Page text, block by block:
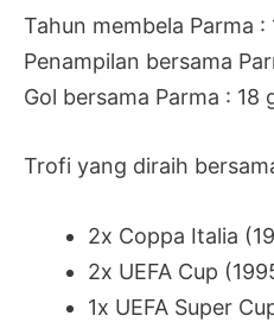
Tahun membela Parma
Penampilan bersama
Gol bersama Parma : 18
Trofi yang diraih
2x Coppa Italia
2x UEFA Cup
1x UEFA Super